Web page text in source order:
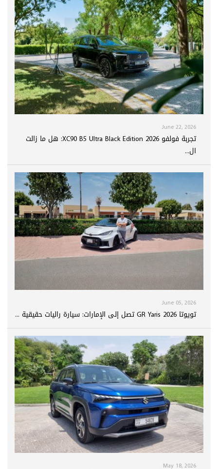
June 22, 2026
تجربة فولفو XC90 B5 Ultra Black Edition 2026: هل ما زالت
ال...
June 05, 2026
تويوتا GR Yaris 2026 تصل إلى الإمارات: سيارة راليات حقيقية ...
May 18, 2026